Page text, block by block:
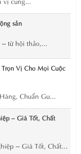
sản
từ hội thảo,...
Vị Cho Mọi Cuộc
Chuẩn Gu...
– Giá Tốt, Chất
– Giá Tốt, Chất...